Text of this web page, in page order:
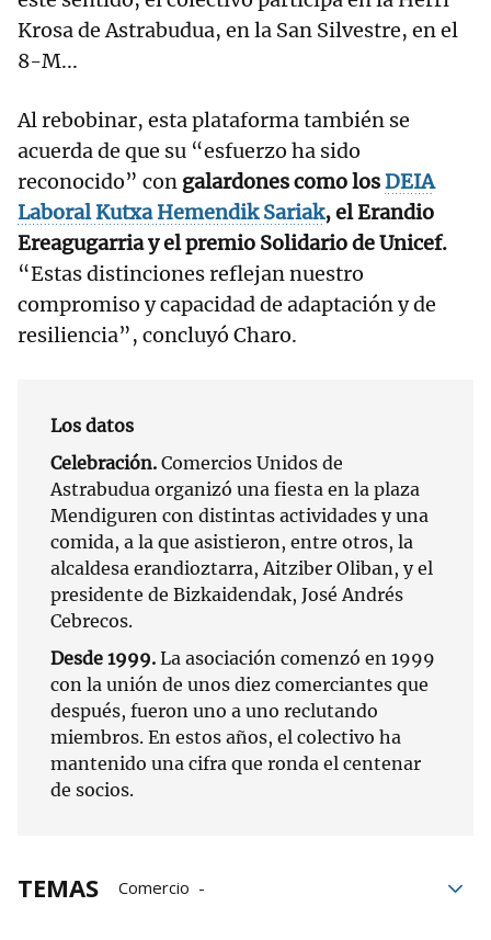
Krosa de Astrabudua, en la San Silvestre, en el
8-M...
Al rebobinar, esta plataforma también se
acuerda de que su “esfuerzo ha sido
reconocido” con galardones como losDEIA
Laboral Kutxa Hemendik Sariak, el Erandio
Ereagugarria y el premio Solidario de Unicef.
“Estas distinciones reflejan nuestro
compromiso y capacidad de adaptación y de
resiliencia”, concluyó Charo.
Los datos
Celebración. Comercios Unidos de
Astrabudua organizó una fiesta en la plaza
Mendiguren con distintas actividades y una
comida, a la que asistieron, entre otros, la
alcaldesa erandioztarra, Aitziber Oliban, y el
presidente de Bizkaidendak, José Andrés
Cebrecos.
Desde 1999. La asociación comenzó en 1999
con la unión de unos diez comerciantes que
después, fueron uno a uno reclutando
miembros. En estos años, el colectivo ha
mantenido una cifra que ronda el centenar
de socios.
TEMAS
Comercio